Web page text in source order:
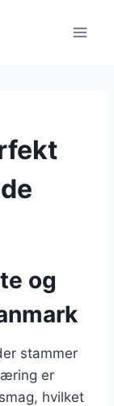
og
stammer
er
hvilket